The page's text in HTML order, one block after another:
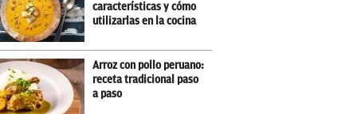
características y cómo
utilizarlas en la cocina
Arroz con pollo peruano:
receta tradicional paso
a paso